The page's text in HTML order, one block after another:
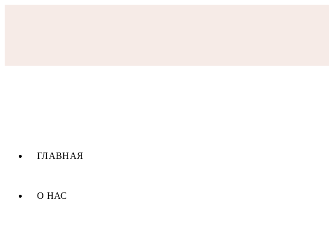
ГЛАВНАЯ
О НАС